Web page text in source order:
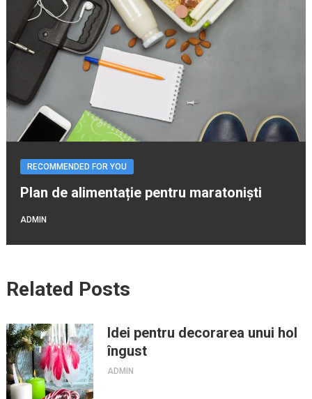
RECOMMENDED FOR YOU
Plan de alimentație pentru maratoniști
ADMIN
Related Posts
Idei pentru decorarea unui hol
îngust
ADMIN